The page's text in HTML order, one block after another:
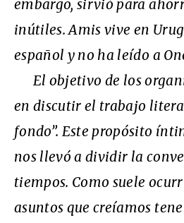
embargo, sirvió para
inútiles. Amis vive en
español y no ha leído a
El objetivo de los
en discutir el trabajo
fondo”. Este propósito
nos llevó a dividir la
tiempos. Como suele
asuntos que creíamos